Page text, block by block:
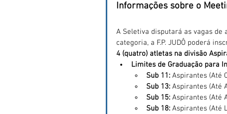
Informações sobre o
A Seletiva disputará as vagas de
categoria, a F.P. JUDÔ poderá
4 (quatro) atletas na divisão
Limites de Graduação para
Sub 11: Aspirantes (Até
Sub 13: Aspirantes (Até
Sub 15: Aspirantes (Até
Sub 18: Aspirantes (Até